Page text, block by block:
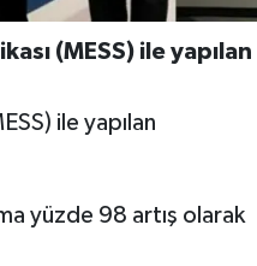
(MESS) ile yapılan
ile yapılan
yüzde 98 artış olarak